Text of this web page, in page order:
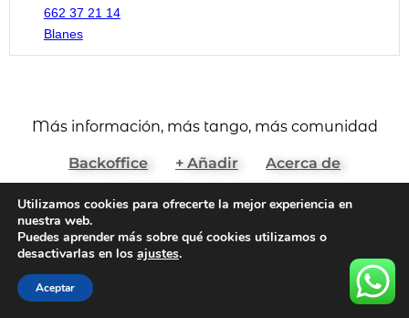
662 37 21 14
Blanes
Más información, más tango, más comunidad
Backoffice + Añadir
Acerca de
Aviso Legal y Términos de Uso
Política de Cookies
Política de Privacidad
Todos los derechos reservados
Utilizamos cookies para ofrecerte la mejor experiencia en
nuestra web.
Puedes aprender más sobre qué cookies utilizamos o
desactivarlas en los ajustes.
Aceptar